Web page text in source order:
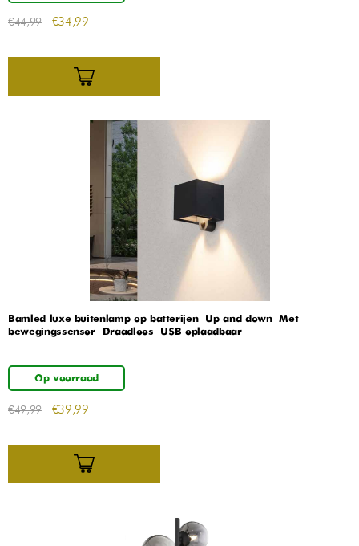
€44,99 €34,99
Bamled luxe buitenlamp op batterijen – Up and down – Met
bewegingssensor – Draadloos – USB oplaadbaar
Op voorraad
€49,99 €39,99